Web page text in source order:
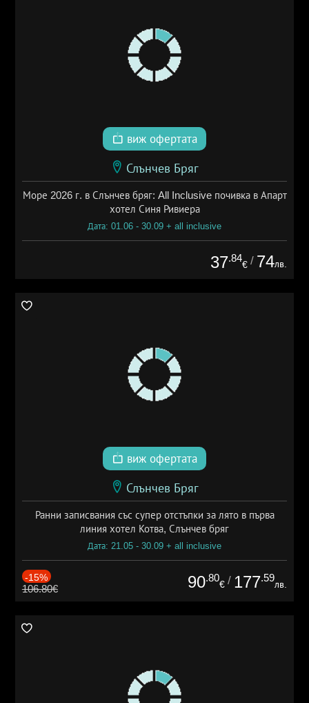
виж офертата
Слънчев Бряг
Море 2026 г. в Слънчев бряг: All Inclusive почивка в Апарт
хотел Синя Ривиера
Дата: 01.06 - 30.09 + all inclusive
37.84
€ / 74лв.
виж офертата
Слънчев Бряг
Ранни записвания със супер отстъпки за лято в първа
линия хотел Котва, Слънчев бряг
Дата: 21.05 - 30.09 + all inclusive
-15%
106.80€ 90.80
€ / 177.59
лв.